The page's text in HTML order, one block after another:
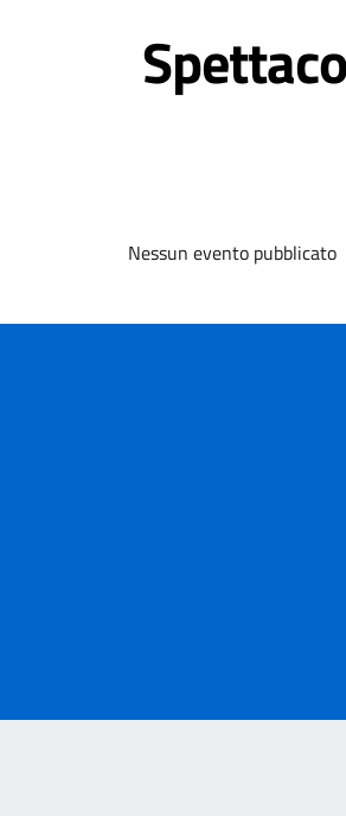
Nessun evento pubblicato